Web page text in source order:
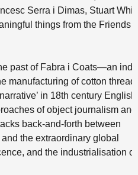
Serra i Dimas, Stuart
things from the Friends
past of Fabra i Coats—an
manufacturing of cotton thread.
in 18th century English
of object journalism and
back-and-forth between
the extraordinary global
and the industrialisation of